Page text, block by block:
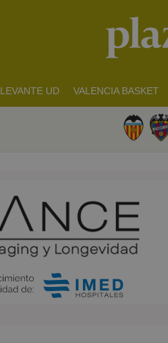
LEVANTE UD VALENCIA BASKET